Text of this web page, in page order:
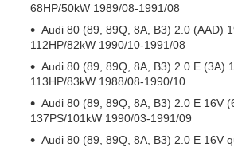
68HP/50kW 1989/08-1991/08
Audi 80 (89, 89Q, 8A, B3) 2.0 (AAD)
112HP/82kW 1990/10-1991/08
Audi 80 (89, 89Q, 8A, B3) 2.0 E (3A)
113HP/83kW 1988/08-1990/10
Audi 80 (89, 89Q, 8A, B3) 2.0 E 16V
137PS/101kW 1990/03-1991/09
Audi 80 (89, 89Q, 8A, B3) 2.0 E 16V